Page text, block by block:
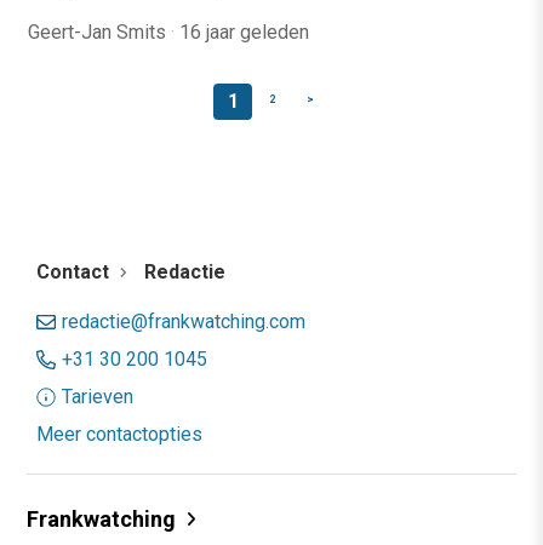
Geert-Jan Smits · 16 jaar geleden
1 2 >
Contact Redactie
redactie@frankwatching.com
+31 30 200 1045
Tarieven
Meer contactopties
Frankwatching